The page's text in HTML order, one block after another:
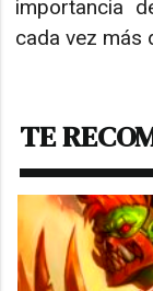
importancia
cada vez más
TE